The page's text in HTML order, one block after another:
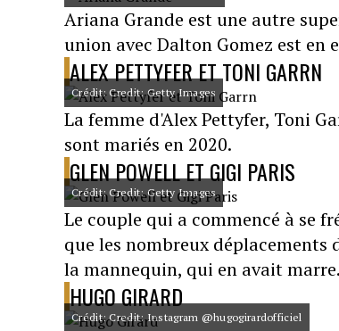
Ariana Grande est une autre
union avec Dalton Gomez est en
ALEX PETTYFER ET TONI GARRN
Crédit: Credit: Getty Images
La femme d'Alex Pettyfer, Toni
sont mariés en 2020.
GLEN POWELL ET GIGI PARIS
Crédit: Credit: Getty Images
Le couple qui a commencé à se
que les nombreux
la mannequin, qui en avait
HUGO GIRARD
Crédit: Credit: Instagram @hugogirardofficiel